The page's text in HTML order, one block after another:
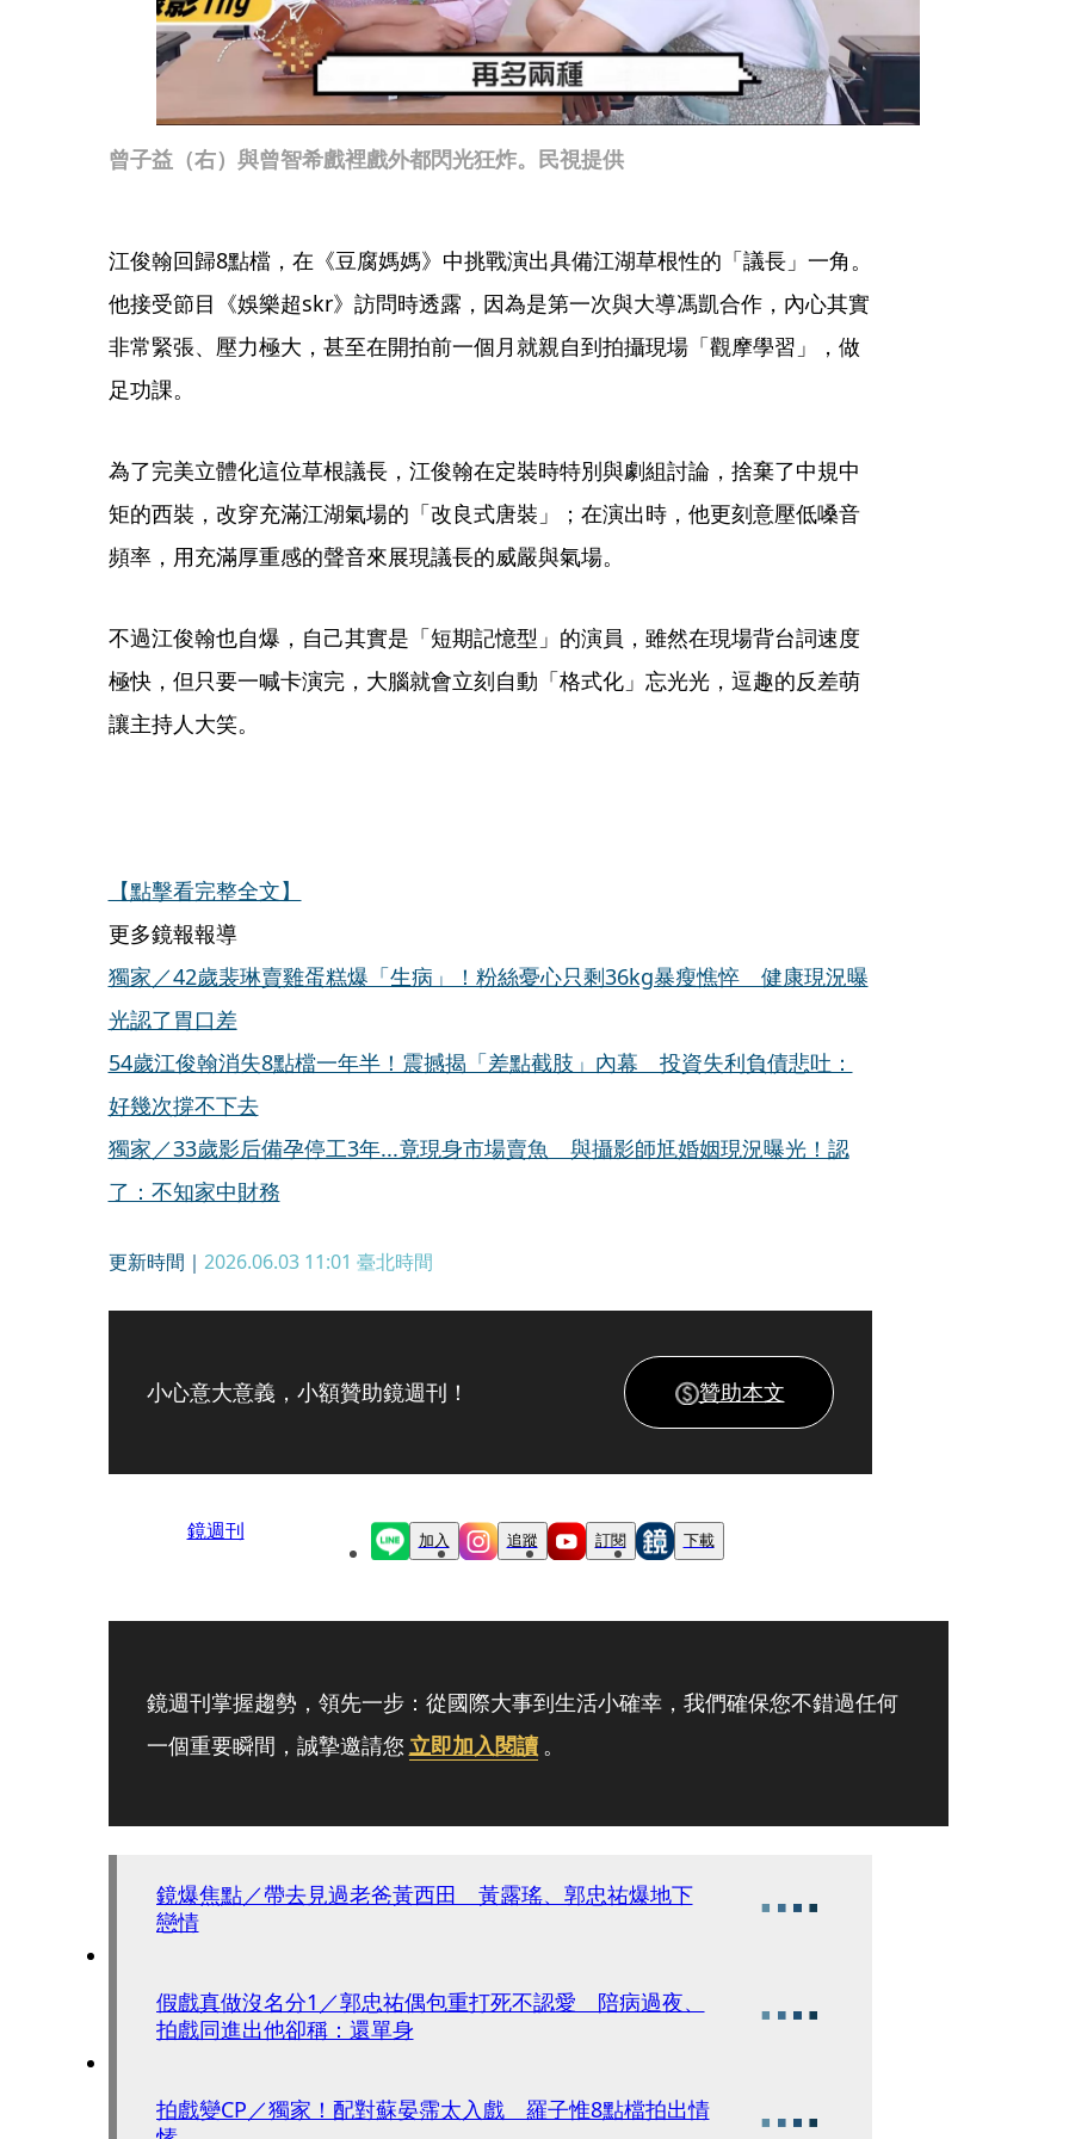
曾子益（右）與曾智希戲裡戲外都閃光狂炸。民視提供
江俊翰回歸8點檔，在《豆腐媽媽》中挑戰演出具備江湖草根性的「議長」一角。
他接受節目《娛樂超skr》訪問時透露，因為是第一次與大導馮凱合作，內心其實
非常緊張、壓力極大，甚至在開拍前一個月就親自到拍攝現場「觀摩學習」，做
足功課。
為了完美立體化這位草根議長，江俊翰在定裝時特別與劇組討論，捨棄了中規中
矩的西裝，改穿充滿江湖氣場的「改良式唐裝」；在演出時，他更刻意壓低嗓音
頻率，用充滿厚重感的聲音來展現議長的威嚴與氣場。
不過江俊翰也自爆，自己其實是「短期記憶型」的演員，雖然在現場背台詞速度
極快，但只要一喊卡演完，大腦就會立刻自動「格式化」忘光光，逗趣的反差萌
讓主持人大笑。
【點擊看完整全文】
更多鏡報報導
獨家／42歲裴琳賣雞蛋糕爆「生病」！粉絲憂心只剩36kg暴瘦憔悴 健康現況曝
光認了胃口差
54歲江俊翰消失8點檔一年半！震撼揭「差點截肢」內幕 投資失利負債悲吐：
好幾次撐不下去
獨家／33歲影后備孕停工3年...竟現身市場賣魚 與攝影師尪婚姻現況曝光！認
了：不知家中財務
更新時間｜ 2026.06.03 11:01 臺北時間
小心意大意義，小額贊助鏡週刊！ 贊助本文
鏡週刊 加入 追蹤 訂閱 下載
鏡週刊掌握趨勢，領先一步：從國際大事到生活小確幸，我們確保您不錯過任何
一個重要瞬間，誠摯邀請您 立即加入閱讀 。
鏡爆焦點／帶去見過老爸黃西田 黃露瑤、郭忠祐爆地下
戀情
假戲真做沒名分1／郭忠祐偶包重打死不認愛 陪病過夜、
拍戲同進出他卻稱：還單身
拍戲變CP／獨家！配對蘇晏霈太入戲 羅子惟8點檔拍出情